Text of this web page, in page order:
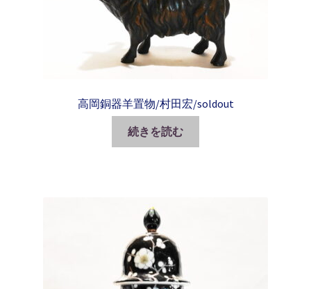
高岡銅器羊置物/村田宏/soldout
続きを読む